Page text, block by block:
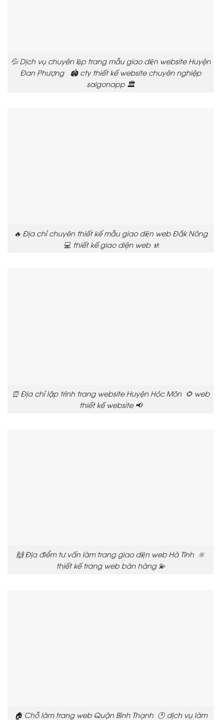
💦 Dịch vụ chuyên lập trang mẫu giao diện website Huyện
Đan Phượng 🏟️ cty thiết kế website chuyên nghiệp
saigonapp 🏛️
🔥 Địa chỉ chuyên thiết kế mẫu giao diện web Đắk Nông
💻 thiết kế giao diện web 🚸
⏰ Địa chỉ lập trình trang website Huyện Hóc Môn 🌻 web
thiết kế website 📢
🙌 Địa điểm tư vấn làm trang giao diện web Hà Tĩnh 🔆
thiết kế trang web bán hàng 💫
🏠 Chỗ làm trang web Quận Bình Thạnh 🕐 dịch vụ làm